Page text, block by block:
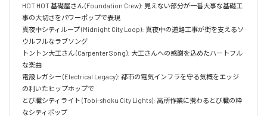
HOT HOT 基礎屋さん (Foundation Crew): 見えない部分が一番大事な基礎工
事の大切さをパワーポップで表現
真夜中シティループ (Midnight City Loop): 真夜中の道路工事が街を支えるソ
ウルフルなラブソング
トントン大工さん (Carpenter Song): 大工さんへの感謝を込めたハートフル
な楽曲
電設レガシー (Electrical Legacy): 都市の電気インフラを守る気概をエッジ
の利いたヒップホップで
とび職シティライト (Tobi-shoku City Lights): 高所作業に携わるとび職の粋
なシティポップ